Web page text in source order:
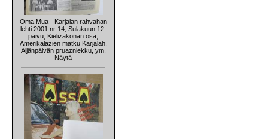
Oma Mua - Karjalan rahvahan
lehti 2001 nr 14, Sulakuun 12.
päivü; Kielizakonan osa,
Amerikalazien matku Karjalah,
Äijänpäivän pruazniekku, ym.
Näytä